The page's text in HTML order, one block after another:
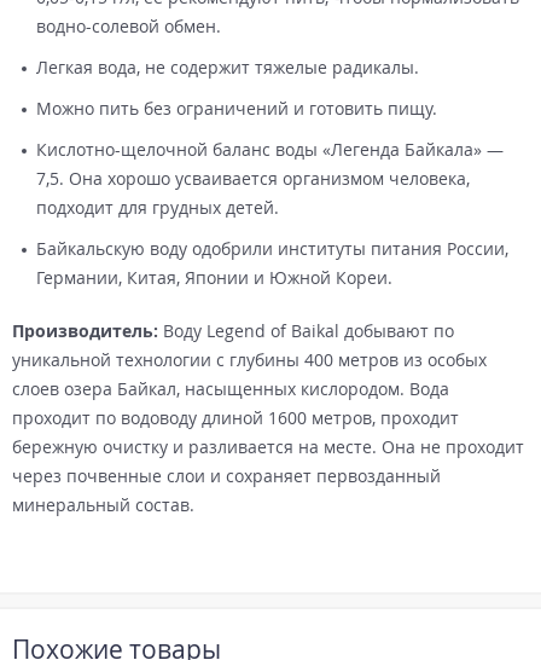
водно-солевой обмен.
Легкая вода, не содержит тяжелые радикалы.
Можно пить без ограничений и готовить пищу.
Кислотно-щелочной баланс воды «Легенда Байкала» —
7,5. Она хорошо усваивается организмом человека,
подходит для грудных детей.
Байкальскую воду одобрили институты питания России,
Германии, Китая, Японии и Южной Кореи.
Производитель: Воду Legend of Baikal добывают по
уникальной технологии с глубины 400 метров из особых
слоев озера Байкал, насыщенных кислородом. Вода
проходит по водоводу длиной 1600 метров, проходит
бережную очистку и разливается на месте. Она не проходит
через почвенные слои и сохраняет первозданный
минеральный состав.
Похожие товары